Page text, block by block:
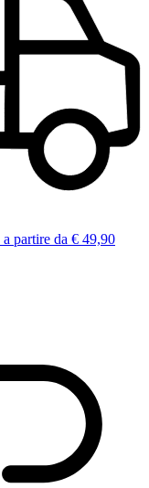
a partire da € 49,90